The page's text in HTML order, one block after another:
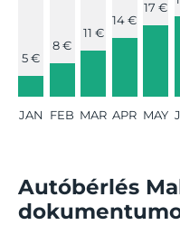
5 €
JAN
8 €
FEB
11 €
MAR
14 €
APR
17 €
MAY
Autóbérlés